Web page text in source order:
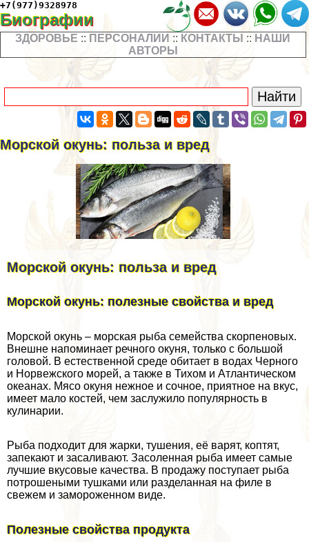
+7(977)9328978
Биографии
ЗДОРОВЬЕ :: ПЕРСОНАЛИИ :: КОНТАКТЫ :: НАШИ
АВТОРЫ
Морской окунь: польза и вред
Морской окунь: польза и вред
Морской окунь: полезные свойства и вред
Морской окунь – морская рыба семейства скорпеновых.
Внешне напоминает речного окуня, только с большой
головой. В естественной среде обитает в водах Черного
и Норвежского морей, а также в Тихом и Атлантическом
океанах. Мясо окуня нежное и сочное, приятное на вкус,
имеет мало костей, чем заслужило популярность в
кулинарии.
Рыба подходит для жарки, тушения, её варят, коптят,
запекают и засаливают. Засоленная рыба имеет самые
лучшие вкусовые качества. В продажу поступает рыба
потрошеными тушками или разделанная на филе в
свежем и замороженном виде.
Полезные свойства продукта